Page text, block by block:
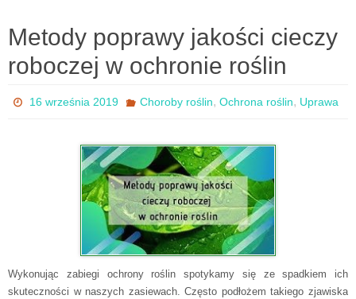
Metody poprawy jakości cieczy
roboczej w ochronie roślin
16 września 2019 Choroby roślin, Ochrona roślin, Uprawa
Wykonując zabiegi ochrony roślin spotykamy się ze spadkiem ich
skuteczności w naszych zasiewach. Często podłożem takiego zjawiska